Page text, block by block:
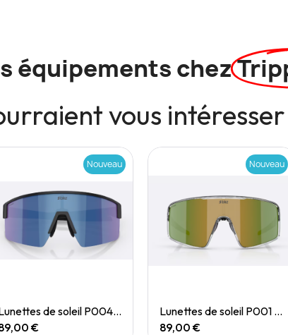
équipements chez
vous intéresser
Quick View
Nouveau
Lunettes de soleil P004 Small
€
Quick View
Nouveau
Lunettes de soleil P001 Small
89,00 €